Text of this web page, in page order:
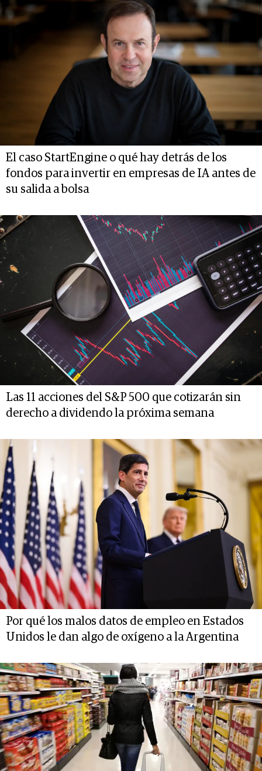
El caso StartEngine o qué hay detrás de los
fondos para invertir en empresas de IA antes de
su salida a bolsa
Las 11 acciones del S&P 500 que cotizarán sin
derecho a dividendo la próxima semana
Por qué los malos datos de empleo en Estados
Unidos le dan algo de oxígeno a la Argentina